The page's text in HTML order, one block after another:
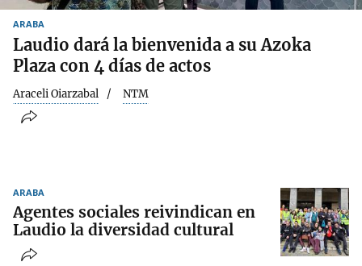
ARABA
Laudio dará la bienvenida a su Azoka
Plaza con 4 días de actos
Araceli Oiarzabal NTM
ARABA
Agentes sociales reivindican en
Laudio la diversidad cultural